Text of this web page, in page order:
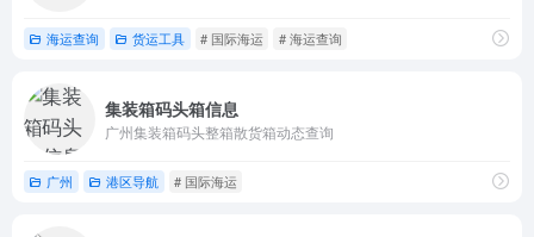
海运查询 货运工具 # 国际海运 # 海运查询
集装箱码头箱信息
广州集装箱码头整箱散货箱动态查询
广州 港区导航 # 国际海运